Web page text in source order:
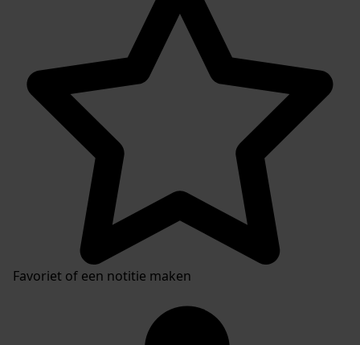
Favoriet of een notitie maken